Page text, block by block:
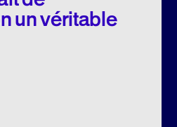
un véritable